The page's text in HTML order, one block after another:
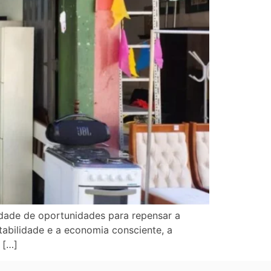
de oportunidades para repensar a
e a economia consciente, a
[…]